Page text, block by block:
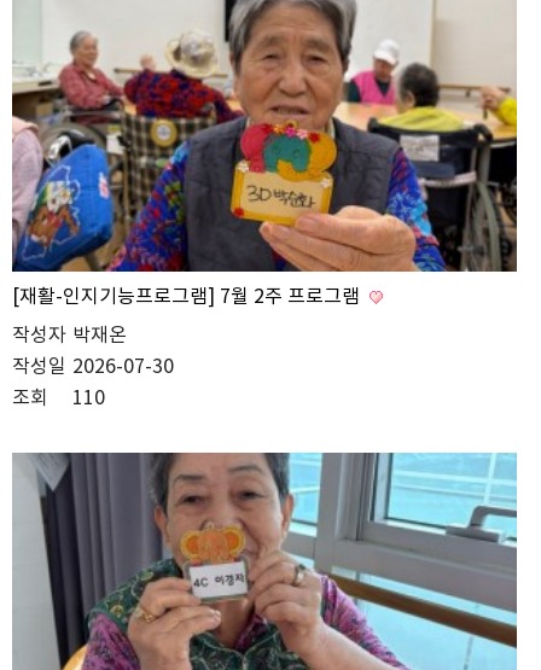
[재활-인지기능프로그램] 7월 2주 프로그램
작성자 박재온
작성일 2026-07-30
조회
110